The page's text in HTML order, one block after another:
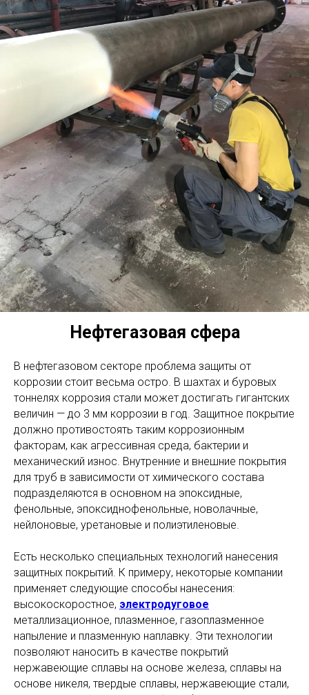
Нефтегазовая сфера
В нефтегазовом секторе проблема защиты от
коррозии стоит весьма остро. В шахтах и буровых
тоннелях коррозия стали может достигать гигантских
величин — до 3 мм коррозии в год. Защитное покрытие
должно противостоять таким коррозионным
факторам, как агрессивная среда, бактерии и
механический износ. Внутренние и внешние покрытия
для труб в зависимости от химического состава
подразделяются в основном на эпоксидные,
фенольные, эпоксиднофенольные, новолачные,
нейлоновые, уретановые и полиэтиленовые.
Есть несколько специальных технологий нанесения
защитных покрытий. К примеру, некоторые компании
применяет следующие способы нанесения:
высокоскоростное, электродуговое
металлизационное, плазменное, газоплазменное
напыление и плазменную наплавку. Эти технологии
позволяют наносить в качестве покрытий
нержавеющие сплавы на основе железа, сплавы на
основе никеля, твердые сплавы, нержавеющие стали,